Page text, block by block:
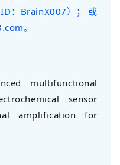
：BrainX007）； 或
。
multifunctional
sensor
amplification for